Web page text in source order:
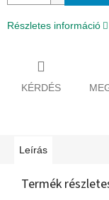
Részletes információ
KÉRDÉS
Leírás
Termék